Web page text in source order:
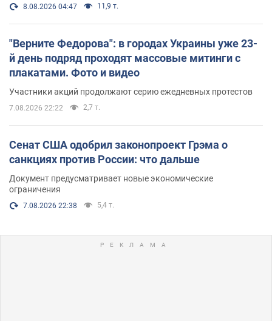
8.08.2026 04:47 11,9 т.
"Верните Федорова": в городах Украины уже 23-
й день подряд проходят массовые митинги с
плакатами. Фото и видео
Участники акций продолжают серию ежедневных протестов
7.08.2026 22:22 2,7 т.
Сенат США одобрил законопроект Грэма о
санкциях против России: что дальше
Документ предусматривает новые экономические
ограничения
7.08.2026 22:38 5,4 т.